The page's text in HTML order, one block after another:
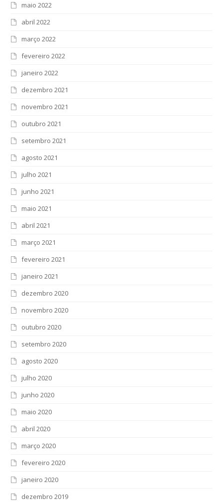
maio 2022
abril 2022
março 2022
fevereiro 2022
janeiro 2022
dezembro 2021
novembro 2021
outubro 2021
setembro 2021
agosto 2021
julho 2021
junho 2021
maio 2021
abril 2021
março 2021
fevereiro 2021
janeiro 2021
dezembro 2020
novembro 2020
outubro 2020
setembro 2020
agosto 2020
julho 2020
junho 2020
maio 2020
abril 2020
março 2020
fevereiro 2020
janeiro 2020
dezembro 2019